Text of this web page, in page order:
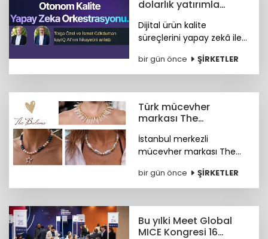
dolarlık yatırımla
Dijital ürün kalite
süreçlerini yapay zekâ ile
kayIQ.ai platformu, 500
bin dolarlık yatırımla
bir gün önce ŞİRKETLER
Türk mücevher
markası The
başarı
İstanbul merkezli
mücevher markası The
koleksiyonuyla uluslararası
bağımsız tasarım
Badger'ın marka ağına
katıldı.
bir gün önce ŞİRKETLER
Bu yılki Meet Global
MICE Kongresi 16